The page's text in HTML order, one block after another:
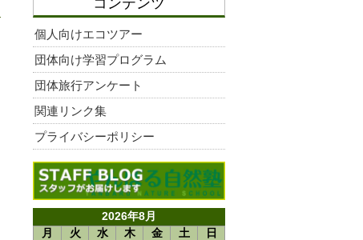
個人向けエコツアー
団体向け学習プログラム
団体旅行アンケート
関連リンク集
プライバシーポリシー
2026年8月
月
火 水 木 金 土
日